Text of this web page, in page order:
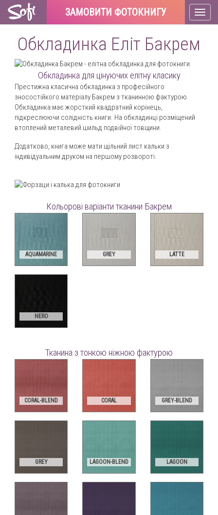
ЗАМОВИТИ ФОТОКНИГУ
Обкладинка Еліт Бакрем
Обкладинка для цінуючих елітну класику
Престижна класична обкладинка з професійного
зносостійкого матеріалу Бакрем з тканинною фактурою.
Обкладинка має жорсткий квадратний корінець,
підкреслюючи солідність книги. На обкладинці розміщений
втоплений металевий шильд подвійної товщини.
Додатково, книга може мати щільний лист кальки з
індивідуальним друком на першому розвороті.
Кольорові варіанти тканини Бакрем
AQUAMARINE GREY LATTE
NERO
Тканина з тонкою ніжною фактурою
CORAL-BLEND CORAL GREY-BLEND
GREY LAGOON-BLEND LAGOON